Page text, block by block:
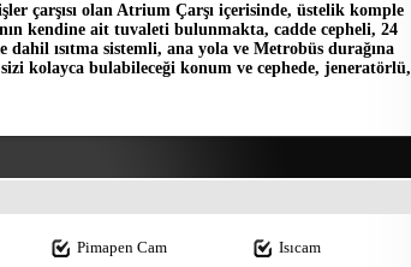
çarşısı olan Atrium Çarşı içerisinde, üstelik komple
kendine ait tuvaleti bulunmakta, cadde cepheli, 24
ısıtma sistemli, ana yola ve Metrobüs durağına
kolayca bulabileceği konum ve cephede, jeneratörlü,
Pimapen Cam
Isıcam